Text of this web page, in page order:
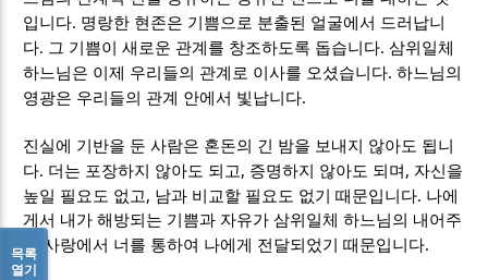
입니다. 명랑한 현존은 기쁨으로 분출된 얼굴에서 드러납니
다. 그 기쁨이 새로운 관계를 창조하도록 돕습니다.삼위일체
하느님은 이제 우리들의 관계로 이사를 오셨습니다.하느님의
영광은 우리들의 관계 안에서 빛납니다.
진실에 기반을 둔 사람은 혼돈의 긴 밤을 보내지 않아도 됩니
다. 더는 포장하지 않아도 되고, 증명하지 않아도 되며 , 자신을
높일 필요도 없고, 남과 비교할 필요도 없기 때문입니다. 나에
게서 내가 해방되는 기쁨과 자유가 삼위일체 하느님의 내어주
는 사랑에서 너를 통하여 나에게 전달되었기 때문입니다.
목록
열기